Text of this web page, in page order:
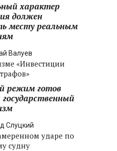
характер
должен
месту реальным
Валуев
«Инвестиции
режим готов
Слуцкий
ударе по
судну